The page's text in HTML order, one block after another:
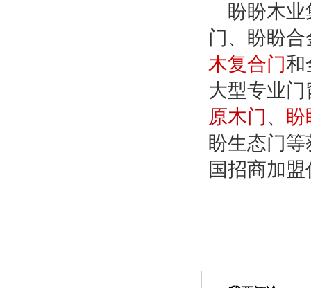
盼盼木
门、盼盼
木复合门和
大型专业
原木门、 盼
盼生态门
国招商加